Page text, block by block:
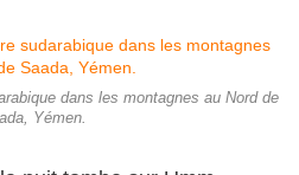
dans les montagnes au Nord de
Yémen.